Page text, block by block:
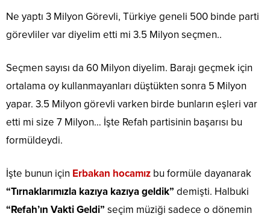
Ne yaptı 3 Milyon Görevli, Türkiye geneli 500 binde parti
görevliler var diyelim etti mi 3.5 Milyon seçmen..
Seçmen sayısı da 60 Milyon diyelim. Barajı geçmek için
ortalama oy kullanmayanları düştükten sonra 5 Milyon
yapar. 3.5 Milyon görevli varken birde bunların eşleri var
etti mi size 7 Milyon… İşte Refah partisinin başarısı bu
formüldeydi.
İşte bunun için Erbakan hocamız bu formüle dayanarak
“Tırnaklarımızla kazıya kazıya geldik” demişti. Halbuki
“Refah’ın Vakti Geldi” seçim müziği sadece o dönemin